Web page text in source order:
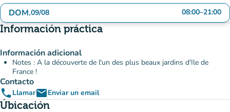
DOM.09/08 08:00–21:00
Información práctica
Información adicional
Notes : A la découverte de l'un des plus beaux jardins d'Ile de
France !
Contacto
phone LlamaremailEnviar un email
Úbicación